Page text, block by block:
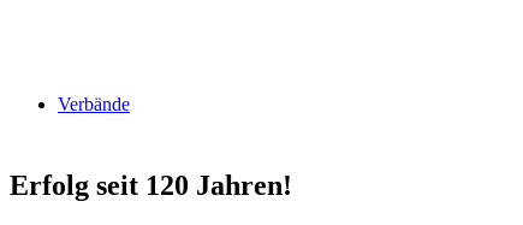
Verbände
Erfolg seit 120 Jahren!